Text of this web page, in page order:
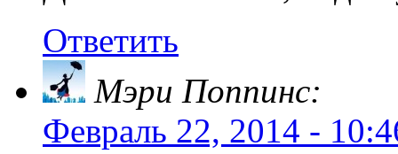
Ответить
Мэри Поппинс:
Февраль 22, 2014 -